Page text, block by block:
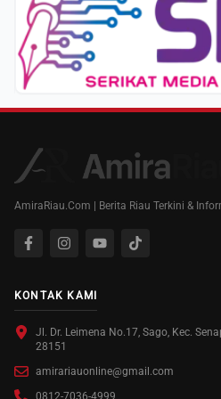
AmiraRiau.Com | Berita Riau Terkini &
KONTAK KAMI
Jl. Dr. Leimena No.17, Sago, Kec.
28151
amirariauonline@gmail.com